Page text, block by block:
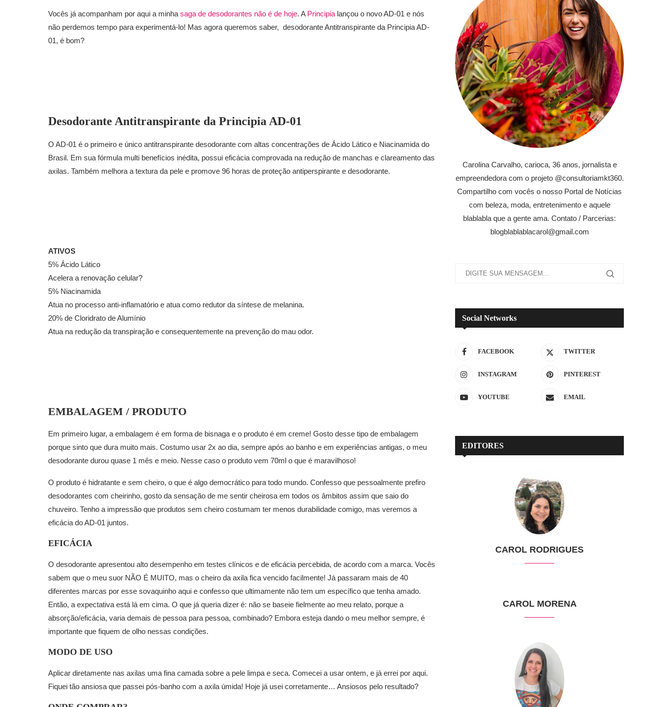
Vocês já acompanham por aqui a minha saga de desodorantes não é de hoje. A Principia lançou o novo AD-01 e nós
não perdemos tempo para experimentá-lo! Mas agora queremos saber, desodorante Antitranspirante da Principia AD-
01, é bom?
Desodorante Antitranspirante da Principia AD-01
O AD-01 é o primeiro e único antitranspirante desodorante com altas concentrações de Ácido Lático e Niacinamida do
Brasil. Em sua fórmula multi benefícios inédita, possui eficácia comprovada na redução de manchas e clareamento das
axilas. Também melhora a textura da pele e promove 96 horas de proteção antiperspirante e desodorante.
ATIVOS
5% Ácido Lático
Acelera a renovação celular?
5% Niacinamida
Atua no processo anti-inflamatório e atua como redutor da síntese de melanina.
20% de Cloridrato de Alumínio
Atua na redução da transpiração e consequentemente na prevenção do mau odor.
EMBALAGEM / PRODUTO
Em primeiro lugar, a embalagem é em forma de bisnaga e o produto é em creme! Gosto desse tipo de embalagem
porque sinto que dura muito mais. Costumo usar 2x ao dia, sempre após ao banho e em experiências antigas, o meu
desodorante durou quase 1 mês e meio. Nesse caso o produto vem 70ml o que é maravilhoso!
O produto é hidratante e sem cheiro, o que é algo democrático para todo mundo. Confesso que pessoalmente prefiro
desodorantes com cheirinho, gosto da sensação de me sentir cheirosa em todos os âmbitos assim que saio do
chuveiro. Tenho a impressão que produtos sem cheiro costumam ter menos durabilidade comigo, mas veremos a
eficácia do AD-01 juntos.
EFICÁCIA
O desodorante apresentou alto desempenho em testes clínicos e de eficácia percebida, de acordo com a marca. Vocês
sabem que o meu suor NÃO É MUITO, mas o cheiro da axila fica vencido facilmente! Já passaram mais de 40
diferentes marcas por esse sovaquinho aqui e confesso que ultimamente não tem um específico que tenha amado.
Então, a expectativa está lá em cima. O que já queria dizer é: não se baseie fielmente ao meu relato, porque a
absorção/eficácia, varia demais de pessoa para pessoa, combinado? Embora esteja dando o meu melhor sempre, é
importante que fiquem de olho nessas condições.
MODO DE USO
Aplicar diretamente nas axilas uma fina camada sobre a pele limpa e seca. Comecei a usar ontem, e já errei por aqui.
Fiquei tão ansiosa que passei pós-banho com a axila úmida! Hoje já usei corretamente… Ansiosos pelo resultado?
Carolina Carvalho, carioca, 36 anos, jornalista e
empreendedora com o projeto @consultoriamkt360.
Compartilho com vocês o nosso Portal de Notícias
com beleza, moda, entretenimento e aquele
blablabla que a gente ama. Contato / Parcerias:
blogblablablacarol@gmail.com
Social Networks
FACEBOOK TWITTER
INSTAGRAM PINTEREST
YOUTUBE EMAIL
EDITORES
CAROL RODRIGUES
CAROL MORENA